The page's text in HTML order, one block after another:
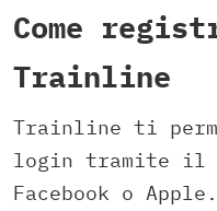
Come
Trainline
Trainline ti
login tramite il
Facebook o